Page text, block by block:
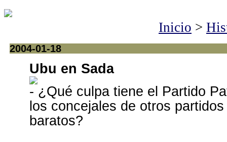
Inicio >
2004-01-18
Ubu en Sada
- ¿Qué culpa tiene el Partido
los concejales de otros
baratos?